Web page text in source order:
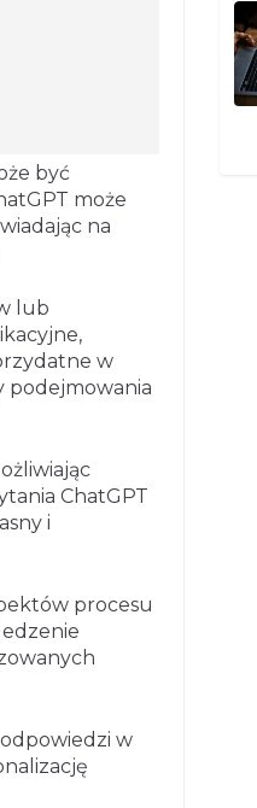
być
może
na
lub
w
podejmowania
ChatGPT
i
procesu
w